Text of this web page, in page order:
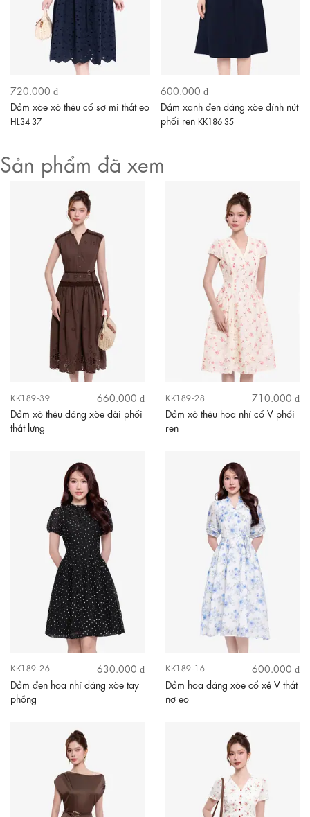
720.000 ₫
Đầm xòe xô thêu cổ sơ mi thắt eo
HL34-37
600.000 ₫
Đầm xanh đen dáng xòe đính nút
phối ren KK186-35
Sản phẩm đã xem
KK189-39
660.000 ₫
Đầm xô thêu dáng xòe dài phối
thắt lưng
KK189-28
710.000 ₫
Đầm xô thêu hoa nhí cổ V phối
ren
KK189-26
630.000 ₫
Đầm đen hoa nhí dáng xòe tay
phồng
KK189-16
600.000 ₫
Đầm hoa dáng xòe cổ xẻ V thắt
nơ eo